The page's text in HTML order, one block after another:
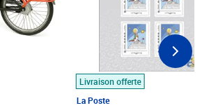
Livraison offerte
La Poste